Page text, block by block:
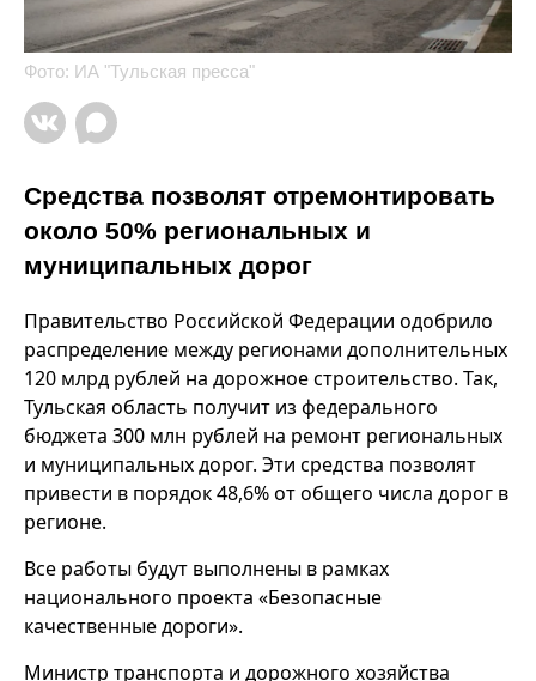
Фото: ИА "Тульская пресса"
Средства позволят отремонтировать
около 50% региональных и
муниципальных дорог
Правительство Российской Федерации одобрило
распределение между регионами дополнительных
120 млрд рублей на дорожное строительство. Так,
Тульская область получит из федерального
бюджета 300 млн рублей на ремонт региональных
и муниципальных дорог. Эти средства позволят
привести в порядок 48,6% от общего числа дорог в
регионе.
Все работы будут выполнены в рамках
национального проекта «Безопасные
качественные дороги».
Министр транспорта и дорожного хозяйства